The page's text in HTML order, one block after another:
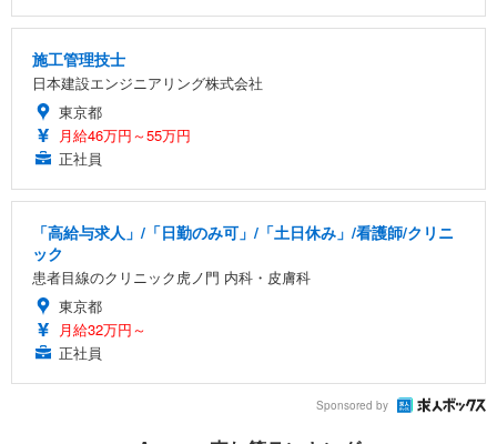
施工管理技士
日本建設エンジニアリング株式会社
東京都
月給46万円～55万円
正社員
「高給与求人」/「日勤のみ可」/「土日休み」/看護師/クリニ
ック
患者目線のクリニック虎ノ門 内科・皮膚科
東京都
月給32万円～
正社員
Sponsored by